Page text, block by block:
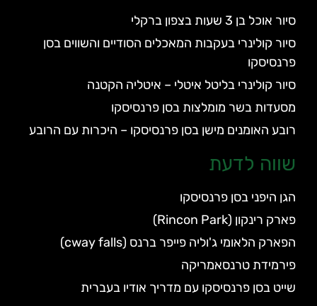
סיור אוכל בן 3 שעות בצפון ברקלי
סיור קולינרי בעקבות המאכלים הסודיים והשווים בסן
פרנסיסקו
סיור קולינרי בליטל איטלי – איטליה הקטנה
מסעדות בשר מומלצות בסן פרנסיסקו
רובע האומנים מישן בסן פרנסיסקו – היכרות עם הרובע
שווה לדעת
הגן היפני בסן פרנסיסקו
פארק רינקון (Rincon Park)
הפארק הלאומי ג'וליה פייפר ברנס (cway falls)
פירמידת טרנסאמריקה
שייט בסן פרנסיסקו עם מדריך אודיו בעברית